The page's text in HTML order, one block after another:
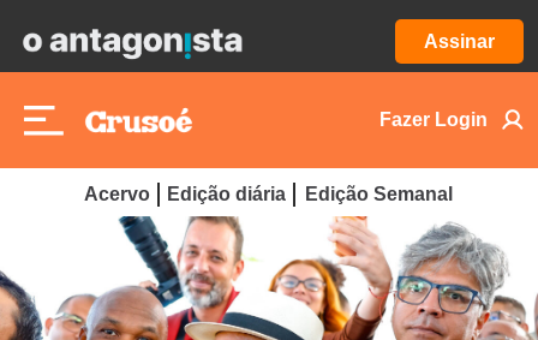
Assinar
Fazer Login
Acervo Edição diária Edição Semanal